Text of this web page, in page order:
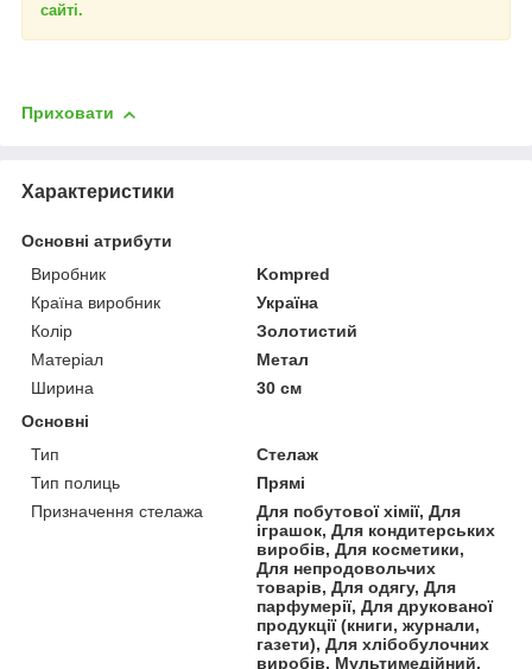
сайті.
Приховати
Характеристики
Основні атрибути
Виробник
Kompred
Країна виробник
Україна
Колір
Золотистий
Матеріал
Метал
Ширина
30 см
Основні
Тип
Стелаж
Тип полиць
Прямі
Призначення стелажа
Для побутової хімії, Для
іграшок, Для кондитерських
виробів, Для косметики,
Для непродовольчих
товарів, Для одягу, Для
парфумерії, Для друкованої
продукції (книги, журнали,
газети), Для хлібобулочних
виробів, Мультимедійний,